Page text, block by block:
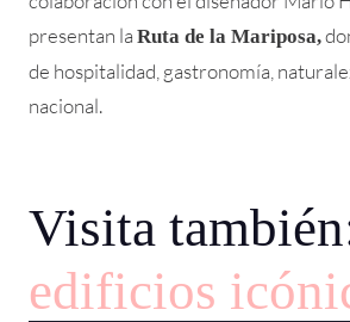
presentan la Ruta de la Mariposa,
de hospitalidad, gastronomía,
nacional.
Visita
edificios